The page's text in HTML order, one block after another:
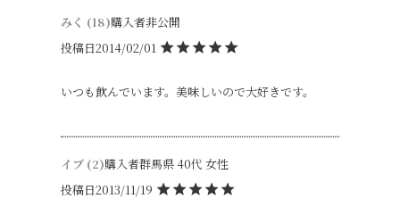
みく 18 購入者非公開
投稿日2014/02/01
いつも飲んでいます。美味しいので大好きです。
イブ 2 購入者群馬県40代 女性
投稿日2013/11/19